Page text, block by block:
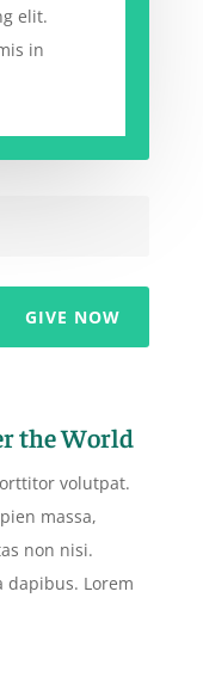
elit.
in
GIVE NOW
the World
volutpat.
massa,
non nisi.
dapibus. Lorem